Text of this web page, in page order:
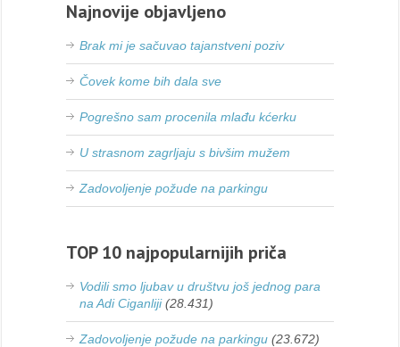
Najnovije objavljeno
Brak mi je sačuvao tajanstveni poziv
Čovek kome bih dala sve
Pogrešno sam procenila mlađu kćerku
U strasnom zagrljaju s bivšim mužem
Zadovoljenje požude na parkingu
TOP 10 najpopularnijih priča
Vodili smo ljubav u društvu još jednog para
na Adi Ciganliji (28.431)
Zadovoljenje požude na parkingu (23.672)